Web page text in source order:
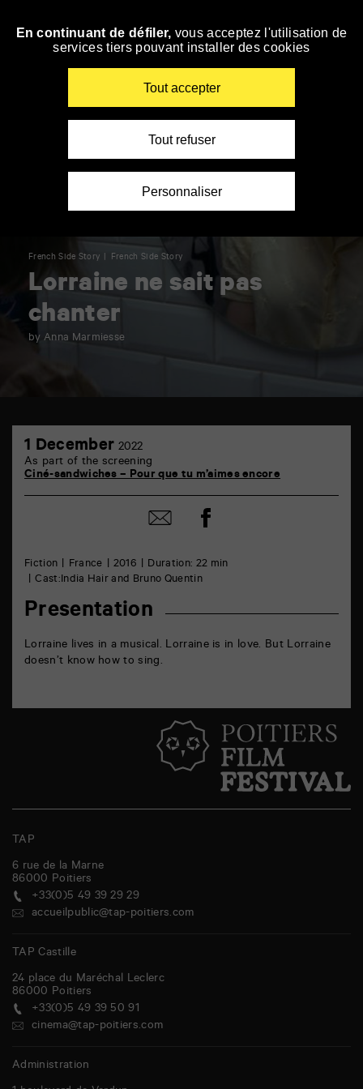
Skip
French Side Story French Side Story
Lorraine ne sait pas
chanter
by Anna Marmiesse
Marne
Fiction France 2016
Duration: 22 min
Cast:India Hair and Bruno Quentin
Presentation
Lorraine lives in a musical. Lorraine is in love. But Lorraine
doesn’t know how to sing.
1 December 20221
December
As part of the screening
Ciné-sandwiches – Pour que tu m’aimes encore
Share
by
Share
on
TAP
6 rue de la Marne
86000 Poitiers
+33(0)5 49 39 29 29
accueilpublic@tap-poitiers.com
TAP Castille
24 place du Maréchal Leclerc
86000 Poitiers
+33(0)5 49 39 50 91
cinema@tap-poitiers.com
Administration
En continuant de défiler, vous acceptez l'utilisation de
services tiers pouvant installer des cookies
Tout accepter
Tout refuser
Personnaliser